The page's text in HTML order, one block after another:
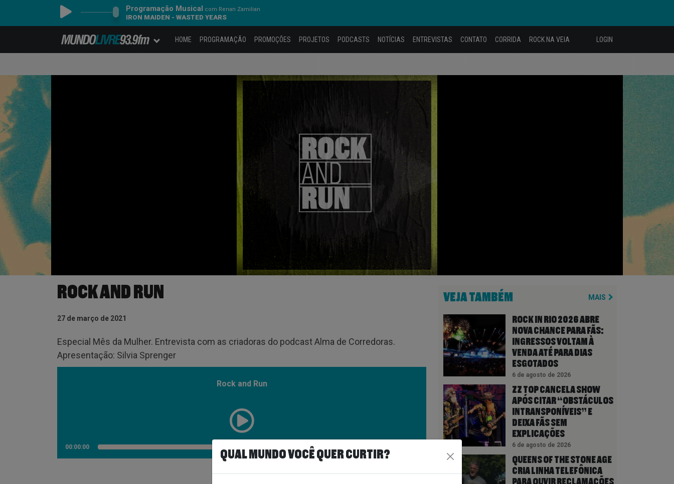
Programação Musical com Renan Zamilian
IRON MAIDEN - WASTED YEARS
HOME PROGRAMAÇÃO PROMOÇÕES PROJETOS PODCASTS NOTÍCIAS ENTREVISTAS CONTATO CORRIDA ROCK NA VEIA LOGIN
ROCK AND RUN
27 de março de 2021
Especial Mês da Mulher. Entrevista com as criadoras do podcast Alma de Corredoras.
Apresentação: Silvia Sprenger
Rock and Run
00:00:00
VEJA TAMBÉM MAIS
ROCK IN RIO 2026 ABRE
NOVA CHANCE PARA FÃS:
INGRESSOS VOLTAM À
VENDA ATÉ PARA DIAS
ESGOTADOS
6 de agosto de 2026
ZZ TOP CANCELA SHOW
APÓS CITAR “OBSTÁCULOS
INTRANSPONÍVEIS” E
DEIXA FÃS SEM
EXPLICAÇÕES
6 de agosto de 2026
QUEENS OF THE STONE AGE
CRIA LINHA TELEFÔNICA
PARA OUVIR RECLAMAÇÕES
QUAL MUNDO VOCÊ QUER CURTIR?